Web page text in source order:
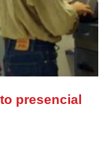
presencial